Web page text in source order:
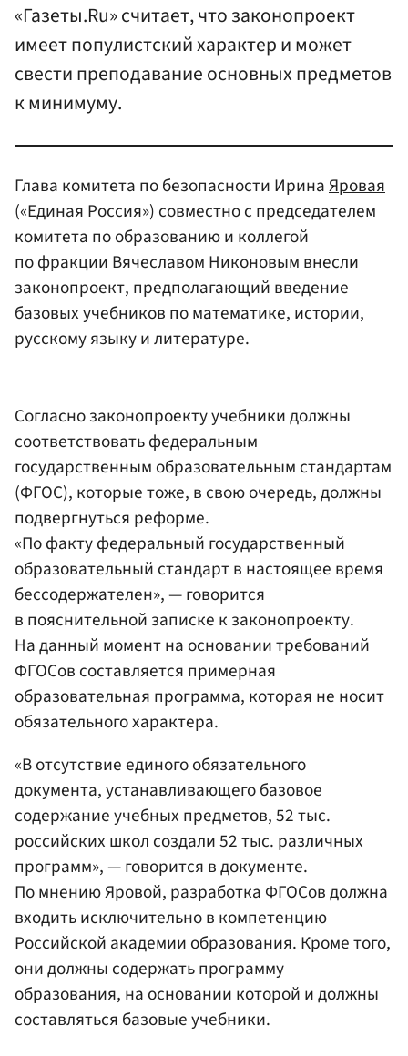
«Газеты.Ru» считает, что законопроект
имеет популистский характер и может
свести преподавание основных предметов
к минимуму.
Глава комитета по безопасности ИринаЯровая
(«Единая Россия») совместно с председателем
комитета по образованию и коллегой
по фракцииВячеславом Никоновымвнесли
законопроект, предполагающий введение
базовых учебников по математике, истории,
русскому языку и литературе.
Согласно законопроекту учебники должны
соответствовать федеральным
государственным образовательным стандартам
(ФГОС), которые тоже, в свою очередь, должны
подвергнуться реформе.
«По факту федеральный государственный
образовательный стандарт в настоящее время
бессодержателен», — говорится
в пояснительной записке к законопроекту.
На данный момент на основании требований
ФГОСов составляется примерная
образовательная программа, которая не носит
обязательного характера.
«В отсутствие единого обязательного
документа, устанавливающего базовое
содержание учебных предметов, 52 тыс.
российских школ создали 52 тыс. различных
программ», — говорится в документе.
По мнению Яровой, разработка ФГОСов должна
входить исключительно в компетенцию
Российской академии образования. Кроме того,
они должны содержать программу
образования, на основании которой и должны
составляться базовые учебники.